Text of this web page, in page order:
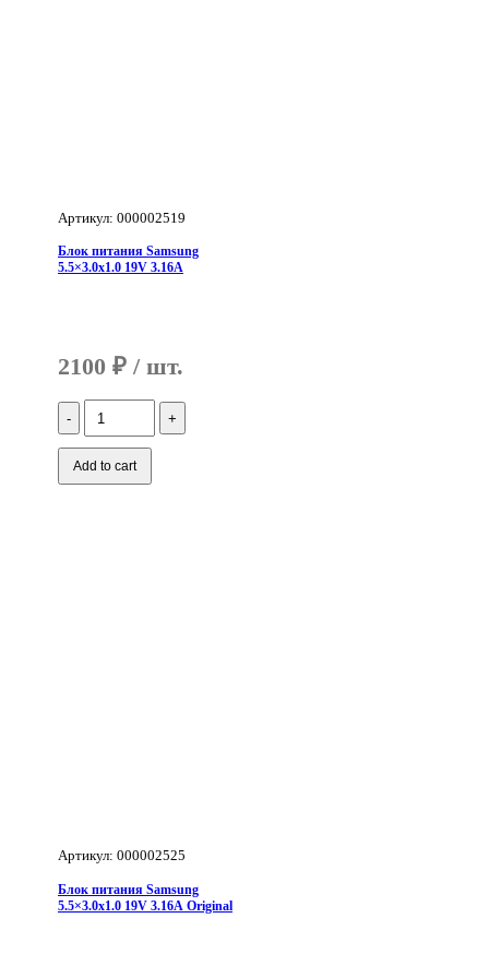
Артикул: 000002519
Блок питания Samsung
5.5×3.0x1.0 19V 3.16A
2100 ₽
Количество
Блок
питания
Samsung
5.5x3.0x1.0
Add to cart
Артикул: 000002525
Блок питания Samsung
5.5×3.0x1.0 19V 3.16A Original